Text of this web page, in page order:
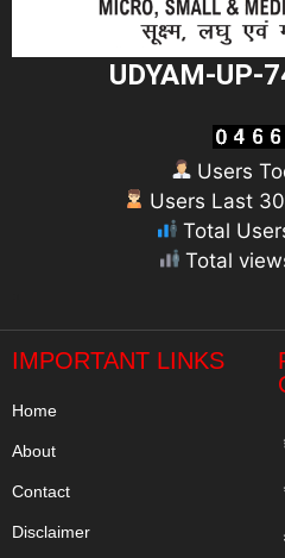
UDYAM-UP-
Users
Users Last
Total
Total
IMPORTANT LINKS
Home
About
Contact
Disclaimer